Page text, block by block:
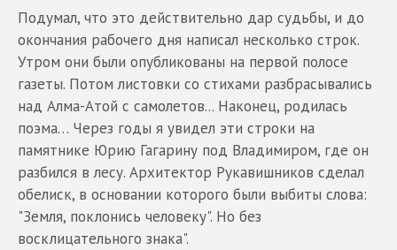
Подумал, что это действительно дар судьбы, и до
окончания рабочего дня написал несколько строк.
Утром они были опубликованы на первой полосе
газеты. Потом листовки со стихами разбрасывались
над Алма-Атой с самолетов... Наконец, родилась
поэма… Через годы я увидел эти строки на
памятнике Юрию Гагарину под Владимиром, где он
разбился в лесу. Архитектор Рукавишников сделал
обелиск, в основании которого были выбиты слова:
"Земля, поклонись человеку". Но без
восклицательного знака".